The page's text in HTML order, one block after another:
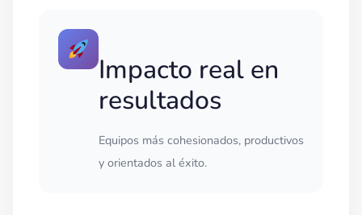
Impacto real en
resultados
Equipos más cohesionados, productivos
y orientados al éxito.